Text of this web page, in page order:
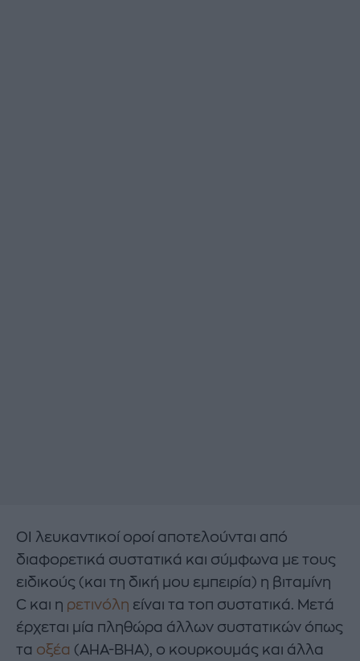
ΟΙ λευκαντικοί οροί αποτελούνται από
διαφορετικά συστατικά και σύμφωνα με τους
ειδικούς (και τη δική μου εμπειρία) η βιταμίνη
C και η ρετινόλη είναι τα τοπ συστατικά. Μετά
έρχεται μία πληθώρα άλλων συστατικών όπως
τα οξέα (AHA-BHA), ο κουρκουμάς και άλλα